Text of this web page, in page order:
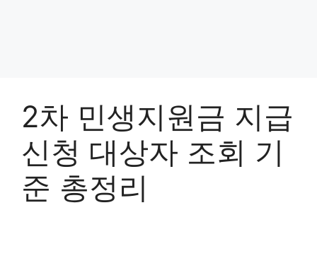
2차 민생지원금 지급
신청 대상자 조회 기
준 총정리